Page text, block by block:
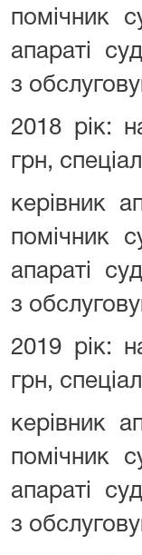
помічник
апараті
з
2018 рік:
грн,
керівник
помічник
апараті
з
2019 рік:
грн,
керівник
помічник
апараті
з